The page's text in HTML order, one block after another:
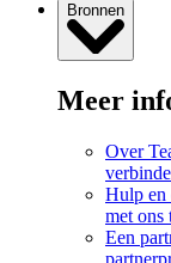
Bronnen
Meer
Over
Hulp en
met ons
Een